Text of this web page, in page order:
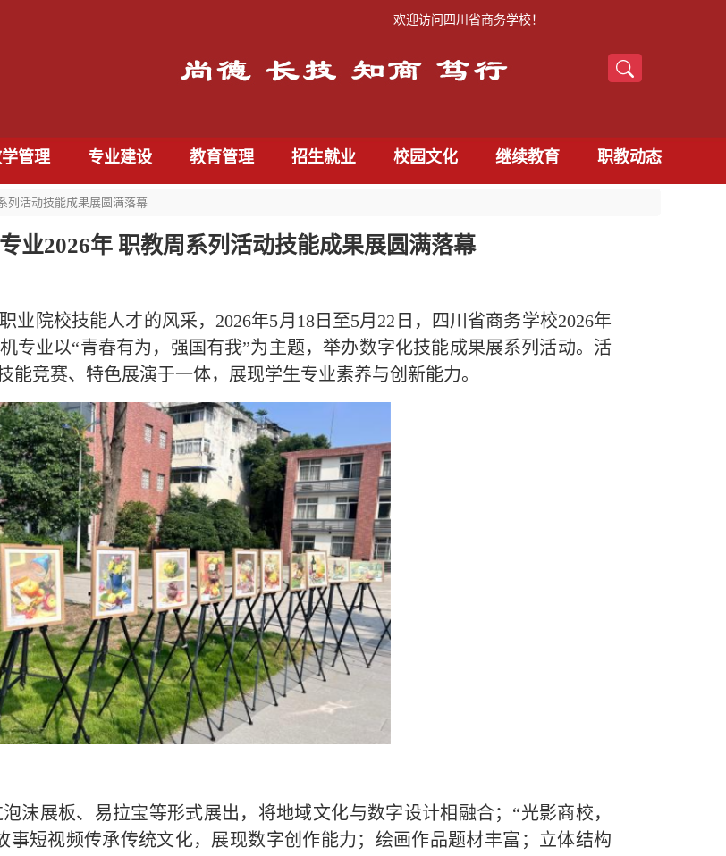
列活动技能成果展圆满落幕
业2026年 职教周系列活动技能成果展圆满落幕
业院校技能人才的风采， 2026年5月18日至5月22日，四川省商务学校2026年
专业以“青春有为，强国有我”为主题，举办数字化技能成果展系列活动。活
竞赛、特色展演于一体，展现学生专业素养与创新能力。
展板、易拉宝等形式展出，将地域文化与数字设计相融合； “光影商校，
事短视频传承传统文化，展现数字创作能力；绘画作品题材丰富；立体结构
管理 专业建设 教育管理 招生就业 校园文化 继续教育 职教动态
欢迎访问四川省商务学校！